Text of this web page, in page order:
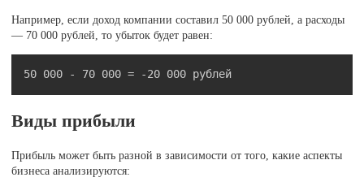
Например, если доход компании составил 50 000 рублей, а расходы
— 70 000 рублей, то убыток будет равен:
50 000 - 70 000 = -20 000 рублей
Виды прибыли
Прибыль может быть разной в зависимости от того, какие аспекты
бизнеса анализируются: